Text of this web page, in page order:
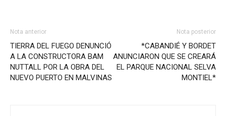
Nota anterior
TIERRA DEL FUEGO DENUNCIÓ
A LA CONSTRUCTORA BAM
NUTTALL POR LA OBRA DEL
NUEVO PUERTO EN MALVINAS
Nota posterior
*CABANDIÉ Y BORDET
ANUNCIARON QUE SE CREARÁ
EL PARQUE NACIONAL SELVA
MONTIEL*